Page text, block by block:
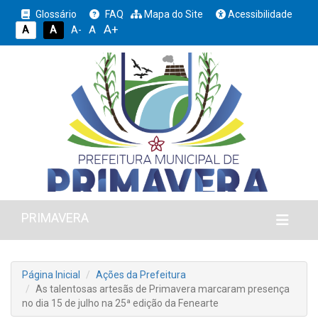
Glossário FAQ Mapa do Site
Acessibilidade
A
A A- A A+
PRIMAVERA
Página Inicial
Ações da Prefeitura
As talentosas artesãs de Primavera marcaram presença
no dia 15 de julho na 25ª edição da Fenearte